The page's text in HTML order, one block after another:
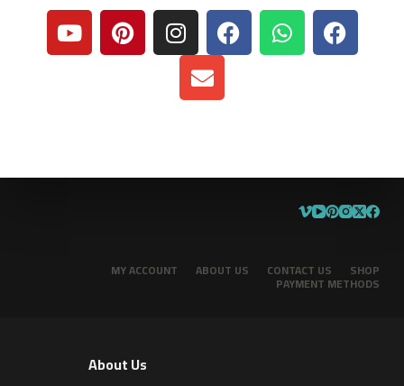
SHOP
CONTACT US
ABOUT US
MY ACCOUNT
PAYMENT METHODS
About Us